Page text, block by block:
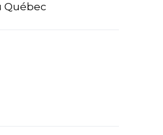
Québec